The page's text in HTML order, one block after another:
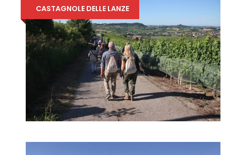
CASTAGNOLE DELLE LANZE